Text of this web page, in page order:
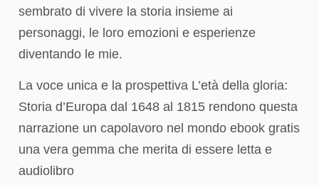
sembrato di vivere la storia insieme ai
personaggi, le loro emozioni e esperienze
diventando le mie.
La voce unica e la prospettiva L’età della gloria:
Storia d’Europa dal 1648 al 1815 rendono questa
narrazione un capolavoro nel mondo ebook gratis
una vera gemma che merita di essere letta e
audiolibro